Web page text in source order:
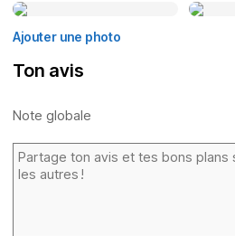
Ajouter une photo
Ton avis
Note globale